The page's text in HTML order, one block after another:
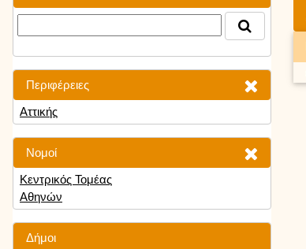
Περιφέρειες
Αττικής
Νομοί
Κεντρικός Τομέας
Αθηνών
Δήμοι